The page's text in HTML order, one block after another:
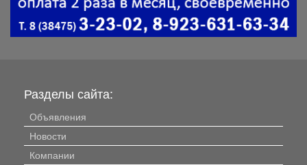
Разделы сайта:
Объявления
Новости
Компании